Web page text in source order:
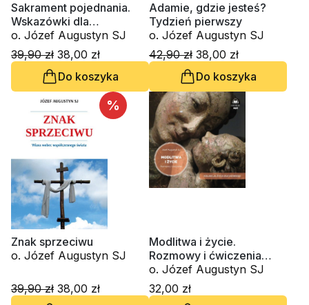
Sakrament pojednania.
Wskazówki dla
spowiadającego się i
spowiednika
o. Józef Augustyn SJ
39,90 zł 38,00 zł
Do koszyka
Adamie, gdzie jesteś?
Tydzień pierwszy
o. Józef Augustyn SJ
42,90 zł 38,00 zł
Do koszyka
%
Znak sprzeciwu
o. Józef Augustyn SJ
39,90 zł 38,00 zł
Modlitwa i życie.
Rozmowy i ćwiczenia
(CD-MP3-audiobook)
o. Józef Augustyn SJ
32,00 zł